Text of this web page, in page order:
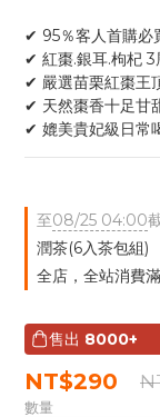
✔ 95％客人首購必
✔ 紅棗.銀耳.枸杞 3
✔ 嚴選苗栗紅棗王
✔ 天然棗香十足甘
✔ 媲美貴妃級日常
至08/25 04:00
潤茶(6入茶包組)
全店，全站消費
售出 8000+
NT$290
數量